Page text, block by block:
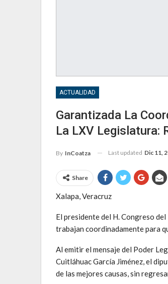
ACTUALIDAD
Garantizada La
La LXV Legislatura:
By InCoatza Last updated Dic 11,
Share
Xalapa, Veracruz
El presidente del H. Congreso
trabajan coordinadamente para
Al emitir el mensaje del Poder
Cuitláhuac García Jiménez, el
de las mejores causas, sin